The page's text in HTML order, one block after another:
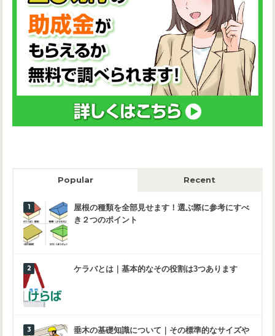
Popular Recent
屋根の種類を全部見せます！選ぶ際に参考にすべ
き２つのポイント
ケラバとは｜基本的なその役割は3つあります
垂木の基礎知識について｜その標準的なサイズや